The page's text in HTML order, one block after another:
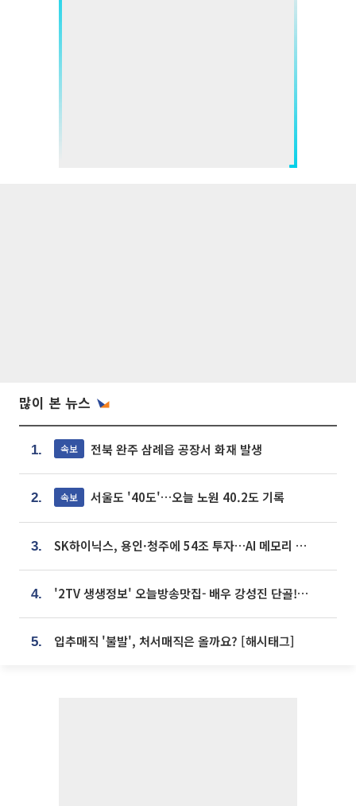
많이 본 뉴스
1. 속보 전북 완주 삼례읍 공장서 화재 발생
2. 속보 서울도 '40도'…오늘 노원 40.2도 기록
3. SK하이닉스, 용인·청주에 54조 투자…AI 메모리 생산기지 키운다
4. '2TV 생생정보' 오늘방송맛집- 배우 강성진 단골! 쌀국수ㆍ푸팟퐁 커리 맛집 '블○○○'
5. 입추매직 '불발', 처서매직은 올까요? [해시태그]